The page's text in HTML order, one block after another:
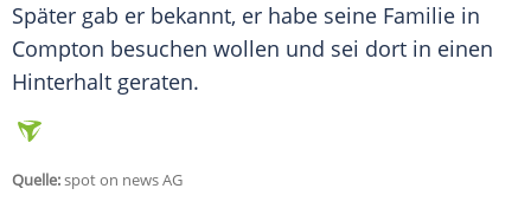
Später gab er bekannt, er habe seine Familie in
Compton besuchen wollen und sei dort in einen
Hinterhalt geraten.
Quelle:spot on news AG